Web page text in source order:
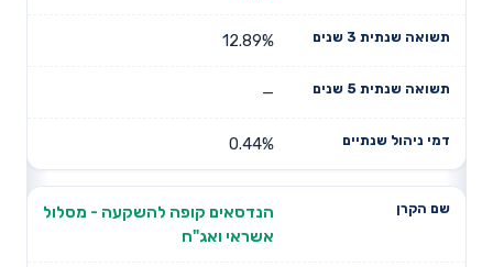
12.89%
—
0.44%
הנדסאים קופה להשקעה - מסלול
אשראי ואג"ח